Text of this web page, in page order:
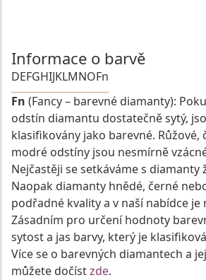
Informace o barvě
DEFGHIJKLMNOFn
Fn (Fancy – barevné diamanty):
odstín diamantu dostatečně sytý,
klasifikovány jako barevné. Růžové,
modré odstíny jsou nesmírně
Nejčastěji se setkáváme s diamanty
Naopak diamanty hnědé, černé
podřadné kvality a v naší nabídce je
Zásadním pro určení hodnoty
sytost a jas barvy, který je
Více se o barevných diamantech a
můžete dočístzde.